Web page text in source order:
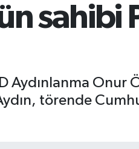
sahibi
Aydınlanma Onur
törende